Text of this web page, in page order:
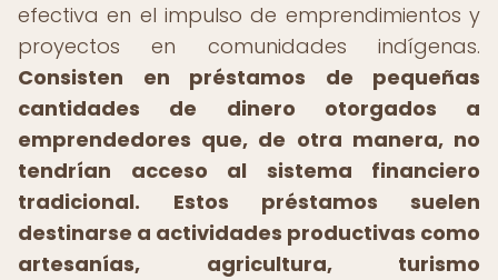
efectiva en el impulso de emprendimientos y
proyectos en comunidades indígenas.
Consisten en préstamos de pequeñas
cantidades de dinero otorgados a
emprendedores que, de otra manera, no
tendrían acceso al sistema financiero
tradicional.
Estos préstamos suelen
destinarse a actividades productivas como
artesanías, agricultura, turismo